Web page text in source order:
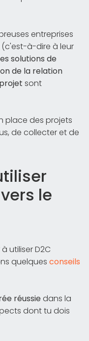
entreprises
à-dire à leur
solutions de
de la relation
sont
place des projets
de collecter et de
le
utiliser D2C
quelques conseils
réussiedans la
dont tu dois